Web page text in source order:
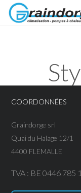
COORDONNÉES
Graindorge srl
Quai du Halage 12/1
4400 FLEMALLE
TVA : BE 0446 785